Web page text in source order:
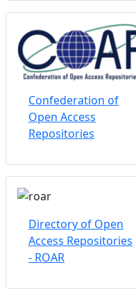
Confederation of
Open Access
Repositories
Directory of Open
Access Repositories
- ROAR